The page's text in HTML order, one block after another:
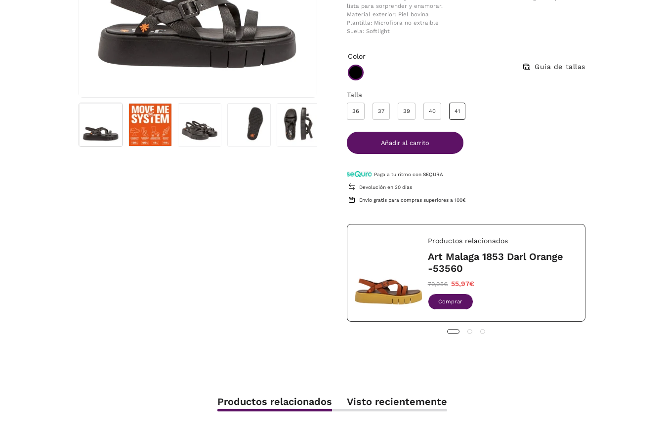
lista para sorprender y enamorar.
Material exterior: Piel bovina
Plantilla: Microfibra no extraible
Suela: Softlight
Color
Talla
Guia de tallas
36 37 39 40 41
Añadir al carrito
Paga a tu ritmo con SEQURA
Devolución en 30 días
Envío gratis para compras superiores a 100€
Productos relacionados
Art Malaga 1853 Darl Orange
-53560
79,95€ 55,97€
Comprar
Productos relacionados Visto recientemente